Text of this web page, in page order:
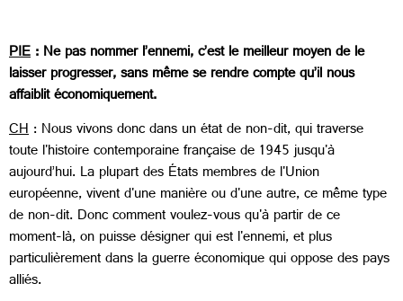
PIE: Ne pas nommer l’ennemi, c’est le meilleur moyen de le
laisser progresser, sans même se rendre compte qu’il nous
affaiblit économiquement.
CH: Nous vivons donc dans un état de non-dit, qui traverse
toute l'histoire contemporaine française de 1945 jusqu'à
aujourd’hui. La plupart des États membres de l'Union
européenne, vivent d'une manière ou d'une autre, ce même type
de non-dit. Donc comment voulez-vous qu'à partir de ce
moment-là, on puisse désigner qui est l'ennemi, et plus
particulièrement dans la guerre économique qui oppose des pays
alliés.